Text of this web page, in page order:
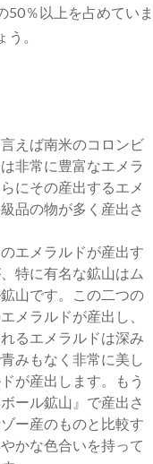
50％以上を占めていま
。
えば南米のコロンビ
非常に豊富なエメラ
にその産出するエメ
品の物が多く産出さ
エメラルドが産出す
特に有名な鉱山はム
山です。この二つの
メラルドが産出し、
るエメラルドは深み
みもなく非常に美し
が産出します。もう
ール鉱山』で産出さ
ー産のものと比較す
かな色合いを持って